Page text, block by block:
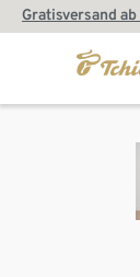
Gratisversand